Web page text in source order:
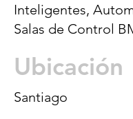
Inteligentes,
Salas de Control
Ubicación
Santiago